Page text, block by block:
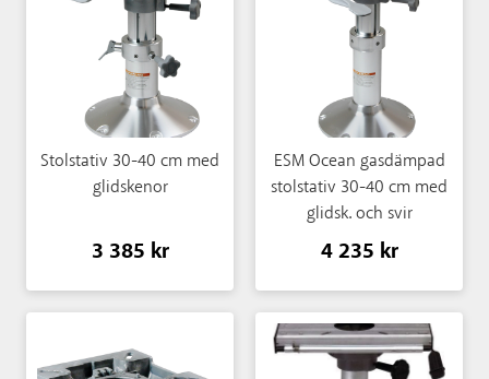
Stolstativ 30-40 cm med
glidskenor
3 385 kr
ESM Ocean gasdämpad
stolstativ 30-40 cm med
glidsk. och svir
4 235 kr